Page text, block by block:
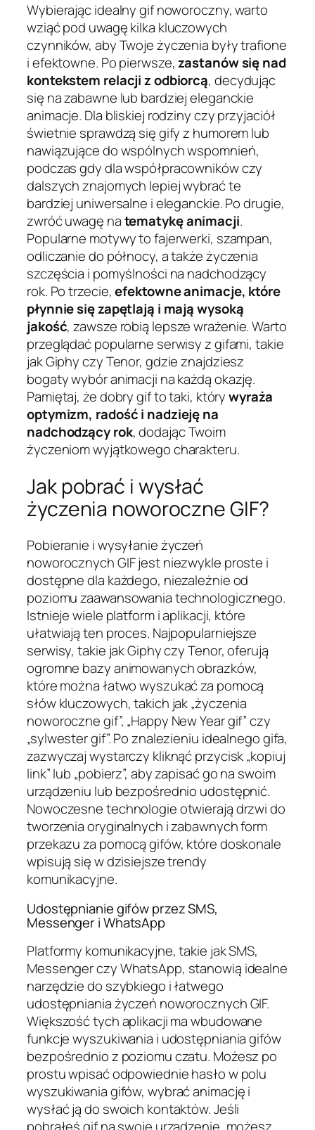
Wybierając idealny gif noworoczny, warto
wziąć pod uwagę kilka kluczowych
czynników, aby Twoje życzenia były trafione
i efektowne. Po pierwsze,zastanów się nad
kontekstem relacji z odbiorcą, decydując
się na zabawne lub bardziej eleganckie
animacje. Dla bliskiej rodziny czy przyjaciół
świetnie sprawdzą się gify z humorem lub
nawiązujące do wspólnych wspomnień,
podczas gdy dla współpracowników czy
dalszych znajomych lepiej wybrać te
bardziej uniwersalne i eleganckie. Po drugie,
zwróć uwagę natematykę animacji.
Popularne motywy to fajerwerki, szampan,
odliczanie do północy, a także życzenia
szczęścia i pomyślności na nadchodzący
rok. Po trzecie,efektowne animacje, które
płynnie się zapętlają i mają wysoką
jakość, zawsze robią lepsze wrażenie. Warto
przeglądać popularne serwisy z gifami, takie
jak Giphy czy Tenor, gdzie znajdziesz
bogaty wybór animacji na każdą okazję.
Pamiętaj, że dobry gif to taki, którywyraża
optymizm, radość i nadzieję na
nadchodzący rok, dodając Twoim
życzeniom wyjątkowego charakteru.
Jak pobrać i wysłać
życzenia noworoczne GIF?
Pobieranie i wysyłanie życzeń
noworocznych GIF jest niezwykle proste i
dostępne dla każdego, niezależnie od
poziomu zaawansowania technologicznego.
Istnieje wiele platform i aplikacji, które
ułatwiają ten proces. Najpopularniejsze
serwisy, takie jak Giphy czy Tenor, oferują
ogromne bazy animowanych obrazków,
które można łatwo wyszukać za pomocą
słów kluczowych, takich jak „życzenia
noworoczne gif”, „Happy New Year gif” czy
„sylwester gif”. Po znalezieniu idealnego gifa,
zazwyczaj wystarczy kliknąć przycisk „kopiuj
link” lub „pobierz”, aby zapisać go na swoim
urządzeniu lub bezpośrednio udostępnić.
Nowoczesne technologie otwierają drzwi do
tworzenia oryginalnych i zabawnych form
przekazu za pomocą gifów, które doskonale
wpisują się w dzisiejsze trendy
komunikacyjne.
Udostępnianie gifów przez SMS,
Messenger i WhatsApp
Platformy komunikacyjne, takie jak SMS,
Messenger czy WhatsApp, stanowią idealne
narzędzie do szybkiego i łatwego
udostępniania życzeń noworocznych GIF.
Większość tych aplikacji ma wbudowane
funkcje wyszukiwania i udostępniania gifów
bezpośrednio z poziomu czatu. Możesz po
prostu wpisać odpowiednie hasło w polu
wyszukiwania gifów, wybrać animację i
wysłać ją do swoich kontaktów. Jeśli